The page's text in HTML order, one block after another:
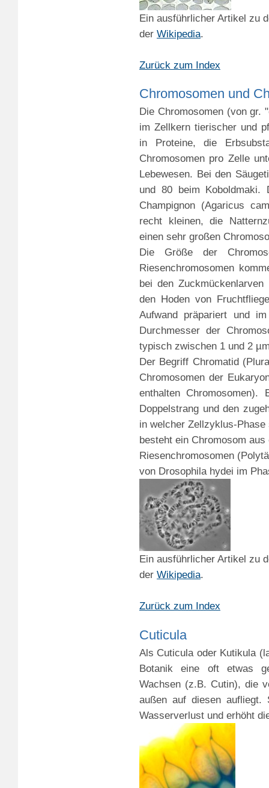
Ein ausführlicher Artikel zu
der Wikipedia.
Zurück zum Index
Chromosomen und
Die Chromosomen (von gr.
im Zellkern tierischer und
in Proteine, die
Chromosomen pro Zelle
Lebewesen. Bei den
und 80 beim Koboldmaki.
Champignon (Agaricus
recht kleinen, die
einen sehr großen
Die Größe der
Riesenchromosomen
bei den
den Hoden von
Aufwand präpariert und
Durchmesser der
typisch zwischen 1 und 2
Der Begriff Chromatid
Chromosomen der
enthalten
Doppelstrang und den
in welcher Zellzyklus-
besteht ein Chromosom
Riesenchromosomen
von Drosophila hydei im
Ein ausführlicher Artikel zu
der Wikipedia.
Zurück zum Index
Cuticula
Als Cuticula oder Kutikula
Botanik eine oft etwas
Wachsen (z.B. Cutin), die
außen auf diesen aufliegt.
Wasserverlust und erhöht